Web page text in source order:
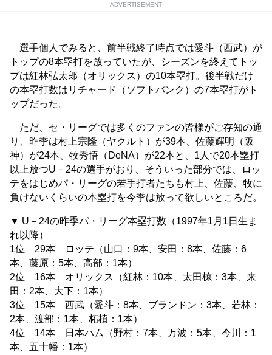
ADVERTISEMENT
選手個人でみると、前半戦終了時点では愛斗（西武）が
トップの8本塁打を放っていたが、シーズンを終えてトッ
プは紅林弘太郎（オリックス）の10本塁打。後半戦だけ
の本塁打数はリチャード（ソフトバンク）の7本塁打がト
ップだった。
ただ、セ・リーグでは多くのファンの皆様がご存知の通
り、昨季は村上宗隆（ヤクルト）が39本、佐藤輝明（阪
神）が24本、牧秀悟（DeNA）が22本と、1人で20本塁打
以上放つU－24の選手がおり、そういった部分では、ロッ
テをはじめパ・リーグの若手打者たちも村上、佐藤、牧に
負けないくらいの本塁打を今季は放って欲しいところだ。
▼ U－24の昨季パ・リーグ本塁打数（1997年1月1日生ま
れ以降）
1位 29本 ロッテ（山口：9本、安田：8本、佐藤：6
本、藤原：5本、高部：1本）
2位 16本 オリックス（紅林：10本、太田椋：3本、来
田：2本、大下：1本）
3位 15本 西武（愛斗：8本、ブランドン：3本、若林：
2本、渡部：1本、柘植：1本）
4位 14本 日本ハム（野村：7本、万波：5本、今川：1
本、五十幡：1本）